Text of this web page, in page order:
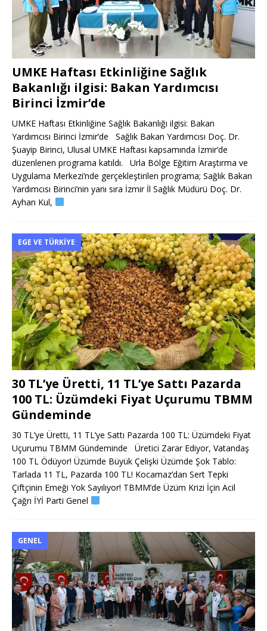
UMKE Haftası Etkinliğine Sağlık
Bakanlığı ilgisi: Bakan Yardımcısı
Birinci İzmir’de
UMKE Haftası Etkinliğine Sağlık Bakanlığı ilgisi: Bakan
Yardımcısı Birinci İzmir’de Sağlık Bakan Yardımcısı Doç. Dr.
Şuayip Birinci, Ulusal UMKE Haftası kapsamında İzmir’de
düzenlenen programa katıldı. Urla Bölge Eğitim Araştırma ve
Uygulama Merkezi’nde gerçekleştirilen programa; Sağlık Bakan
Yardımcısı Birinci’nin yanı sıra İzmir İl Sağlık Müdürü Doç. Dr.
Ayhan Kul,
EGE VE TÜRKIYE
30 TL’ye Üretti, 11 TL’ye Sattı Pazarda
100 TL: Üzümdeki Fiyat Uçurumu TBMM
Gündeminde
30 TL’ye Üretti, 11 TL’ye Sattı Pazarda 100 TL: Üzümdeki Fiyat
Uçurumu TBMM Gündeminde Üretici Zarar Ediyor, Vatandaş
100 TL Ödüyor! Üzümde Büyük Çelişki Üzümde Şok Tablo:
Tarlada 11 TL, Pazarda 100 TL! Kocamaz’dan Sert Tepki
Çiftçinin Emeği Yok Sayılıyor! TBMM’de Üzüm Krizi İçin Acil
Çağrı İYİ Parti Genel
GENEL